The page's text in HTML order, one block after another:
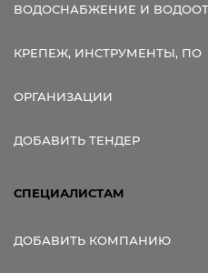
ВОДОСНАБЖЕНИЕ И
КРЕПЕЖ, ИНСТРУМЕНТЫ, ПО
ОРГАНИЗАЦИИ
ДОБАВИТЬ ТЕНДЕР
СПЕЦИАЛИСТАМ
ДОБАВИТЬ КОМПАНИЮ